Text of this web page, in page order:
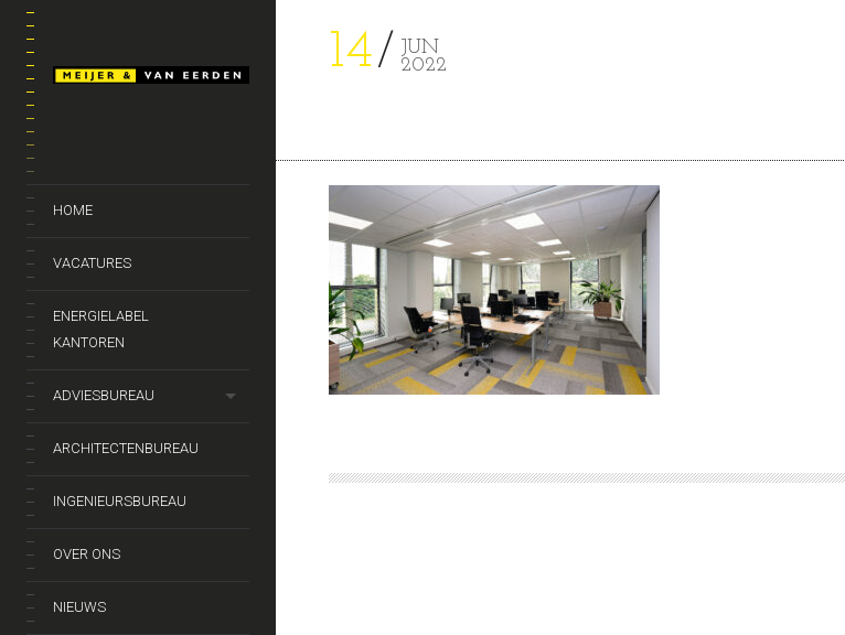
HOME
VACATURES
ENERGIELABEL
KANTOREN
ADVIESBUREAU
ARCHITECTENBUREAU
INGENIEURSBUREAU
OVER ONS
NIEUWS
14
JUN
2022